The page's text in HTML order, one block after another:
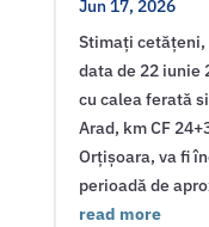
Jun 17, 2026
Stimați cetățeni,
data de 22 iunie
cu calea ferată
Arad, km CF
Orțișoara, va fi
perioadă de
read more